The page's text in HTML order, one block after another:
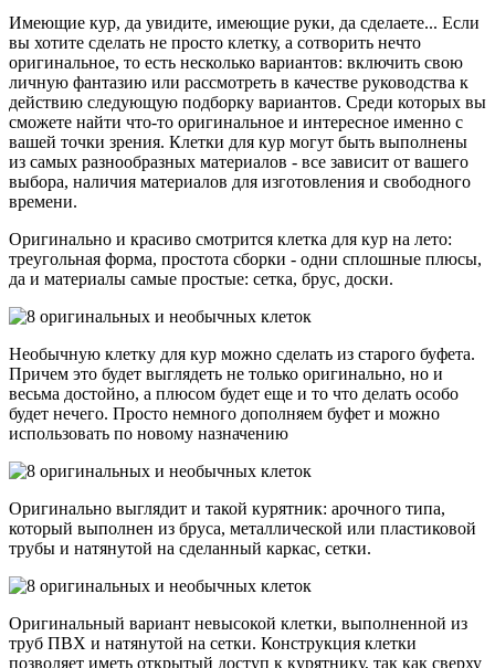
Имеющие кур, да увидите, имеющие руки, да сделаете... Если
вы хотите сделать не просто клетку, а сотворить нечто
оригинальное, то есть несколько вариантов: включить свою
личную фантазию или рассмотреть в качестве руководства к
действию следующую подборку вариантов. Среди которых вы
сможете найти что-то оригинальное и интересное именно с
вашей точки зрения. Клетки для кур могут быть выполнены
из самых разнообразных материалов - все зависит от вашего
выбора, наличия материалов для изготовления и свободного
времени.
Оригинально и красиво смотрится клетка для кур на лето:
треугольная форма, простота сборки - одни сплошные плюсы,
да и материалы самые простые: сетка, брус, доски.
Необычную клетку для кур можно сделать из старого буфета.
Причем это будет выглядеть не только оригинально, но и
весьма достойно, а плюсом будет еще и то что делать особо
будет нечего. Просто немного дополняем буфет и можно
использовать по новому назначению
Оригинально выглядит и такой курятник: арочного типа,
который выполнен из бруса, металлической или пластиковой
трубы и натянутой на сделанный каркас, сетки.
Оригинальный вариант невысокой клетки, выполненной из
труб ПВХ и натянутой на сетки. Конструкция клетки
позволяет иметь открытый доступ к курятнику, так как сверху